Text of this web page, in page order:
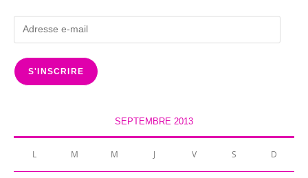
Adresse
e-
mail
S'INSCRIRE
SEPTEMBRE 2013
L M M J V S D